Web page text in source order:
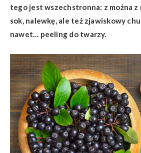
tego jest wszechstronna: z można z
sok, nalewkę, ale też zjawiskowy
nawet… peeling do twarzy.